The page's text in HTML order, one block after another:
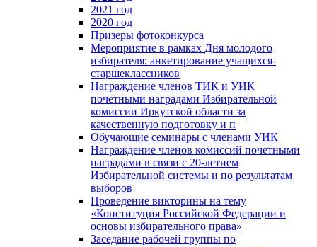
2021 год
2020 год
Призеры фотоконкурса
Мероприятие в рамках Дня молодого
избирателя: анкетирование учащихся-
старшеклассников
Награждение членов ТИК и УИК
почетными наградами Избирательной
комиссии Иркутской области за
качественную подготовку и п
Обучающие семинары с членами УИК
Награждение членов комиссий почетными
наградами в связи с 20-летием
Избирательной системы и по результатам
выборов
Проведение викторины на тему
«Конституция Российской Федерации и
основы избирательного права»
Заседание рабочей группы по